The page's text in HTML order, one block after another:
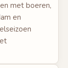
met boeren,
en